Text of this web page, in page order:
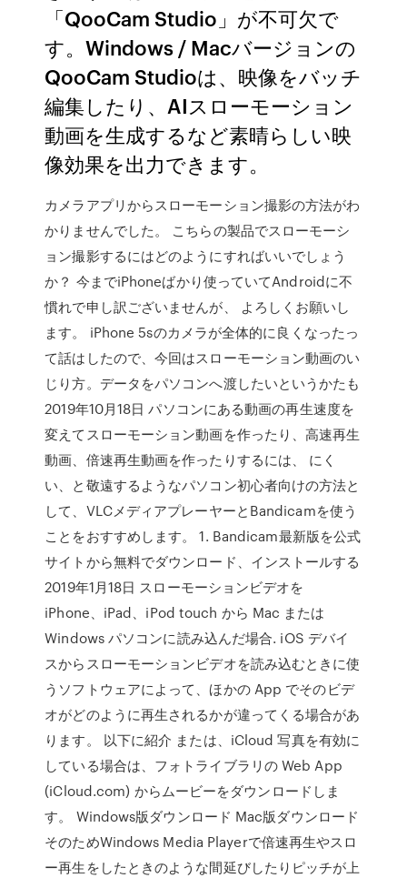
「QooCam Studio」が不可欠で
す。Windows / Macバージョンの
QooCam Studioは、映像をバッチ
編集したり、AIスローモーション
動画を生成するなど素晴らしい映
像効果を出力できます。
カメラアプリからスローモーション撮影の方法がわ
かりませんでした。 こちらの製品でスローモーシ
ョン撮影するにはどのようにすればいいでしょう
か？ 今までiPhoneばかり使っていてAndroidに不
慣れで申し訳ございませんが、 よろしくお願いし
ます。 iPhone 5sのカメラが全体的に良くなったっ
て話はしたので、今回はスローモーション動画のい
じり方。データをパソコンへ渡したいというかたも
2019年10月18日 パソコンにある動画の再生速度を
変えてスローモーション動画を作ったり、高速再生
動画、倍速再生動画を作ったりするには、 にく
い、と敬遠するようなパソコン初心者向けの方法と
して、VLCメディアプレーヤーとBandicamを使う
ことをおすすめします。 1. Bandicam最新版を公式
サイトから無料でダウンロード、インストールする
2019年1月18日 スローモーションビデオを
iPhone、iPad、iPod touch から Mac または
Windows パソコンに読み込んだ場合. iOS デバイ
スからスローモーションビデオを読み込むときに使
うソフトウェアによって、ほかの App でそのビデ
オがどのように再生されるかが違ってくる場合があ
ります。 以下に紹介 または、iCloud 写真を有効に
している場合は、フォトライブラリの Web App
(iCloud.com) からムービーをダウンロードしま
す。 Windows版ダウンロード Mac版ダウンロード
そのためWindows Media Playerで倍速再生やスロ
ー再生をしたときのような間延びしたりピッチが上